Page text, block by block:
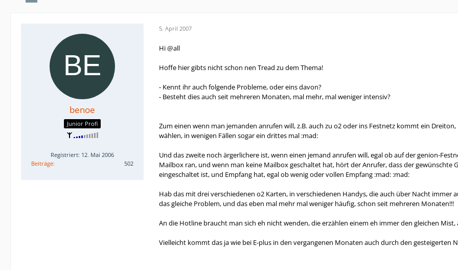
benoe
Junior Profi
Registriert: 12. Mai 2006
Beiträge
502
5. April 2007
Hi @all
Hoffe hier gibts nicht schon nen Tread zu dem Thema!
- Kennt ihr auch folgende Probleme, oder eins davon?
- Besteht dies auch seit mehreren Monaten, mal mehr, mal weniger intensiv?
Zum einen wenn man jemanden anrufen will, z.B. auch zu o2 oder ins Festnetz kommt ein
wählen, in wenigen Fällen sogar ein drittes mal :mad:
Und das zweite noch ärgerlichere ist, wenn einen jemand anrufen will, egal ob auf der genion-
Mailbox ran, und wenn man keine Mailbox geschaltet hat, hört der Anrufer, dass der
eingeschaltet ist, und Empfang hat, egal ob wenig oder vollen Empfang :mad: :mad:
Hab das mit drei verschiedenen o2 Karten, in verschiedenen Handys, die auch über Nacht immer
das gleiche Problem, und das eben mal mehr mal weniger häufig, schon seit mehreren Monaten!!!
An die Hotline braucht man sich eh nicht wenden, die erzählen einem eh immer den gleichen
Vielleicht kommt das ja wie bei E-plus in den vergangenen Monaten auch durch den gesteigerten